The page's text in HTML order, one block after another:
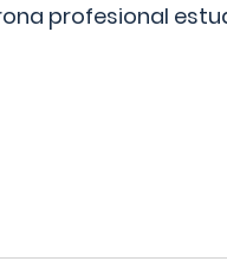
profesional